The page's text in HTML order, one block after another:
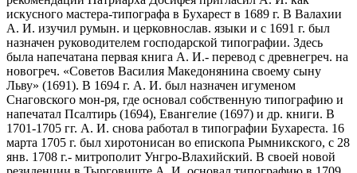
искусного мастера-типографа в Бухарест в 1689 г. В Валахии
А. И. изучил румын. и церковнослав. языки и с 1691 г. был
назначен руководителем господарской типографии. Здесь
была напечатана первая книга А. И.- перевод с древнегреч. на
новогреч. «Советов Василия Македонянина своему сыну
Льву» (1691). В 1694 г. А. И. был назначен игуменом
Снаговского мон-ря, где основал собственную типографию и
напечатал Псалтирь (1694), Евангелие (1697) и др. книги. В
1701-1705 гг. А. И. снова работал в типографии Бухареста. 16
марта 1705 г. был хиротонисан во епископа Рымникского, с 28
янв. 1708 г.- митрополит Унгро-Влахийский. В своей новой